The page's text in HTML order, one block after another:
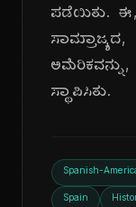
ಪಡೆಯಿತು. ಈ,
ಸ್ಥಾಪಿಸಿತು.
Spanish-
Spain